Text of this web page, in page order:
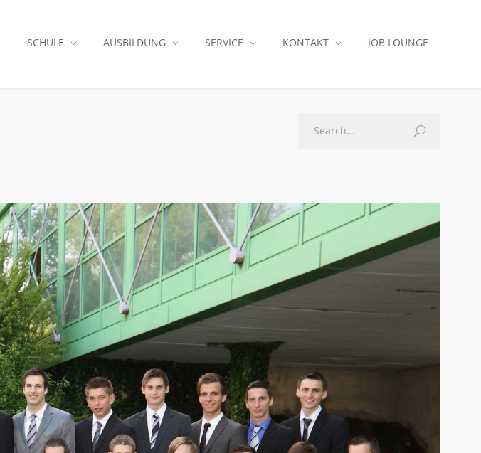
SCHULE AUSBILDUNG SERVICE KONTAKT JOB LOUNGE